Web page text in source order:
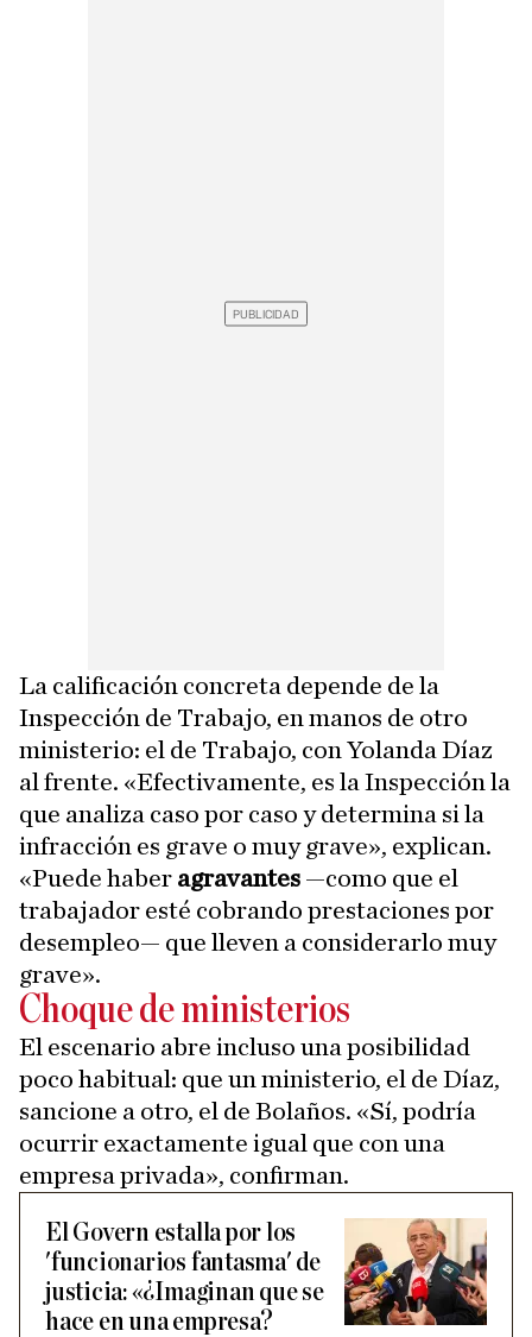
La calificación concreta depende de la
Inspección de Trabajo, en manos de otro
ministerio: el de Trabajo, con Yolanda Díaz
al frente. «Efectivamente, es la Inspección la
que analiza caso por caso y determina si la
infracción es grave o muy grave», explican.
«Puede haber agravantes —como que el
trabajador esté cobrando prestaciones por
desempleo— que lleven a considerarlo muy
grave».
Choque de ministerios
El escenario abre incluso una posibilidad
poco habitual: que un ministerio, el de Díaz,
sancione a otro, el de Bolaños. «Sí, podría
ocurrir exactamente igual que con una
empresa privada», confirman.
El Govern estalla por los
'funcionarios fantasma' de
justicia: «¿Imaginan que se
hace en una empresa?